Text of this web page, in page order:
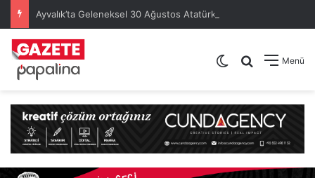
Menü
Arama yap
Dış görünümü